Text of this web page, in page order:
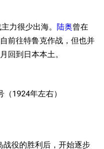
力很少出海。 陆奥曾在
前往特鲁克作战，但也并
回到日本本土。
1924年左右）
役的胜利后，开始逐步